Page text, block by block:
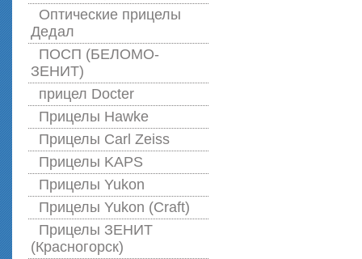
Оптические прицелы
Дедал
ПОСП (БЕЛОМО-
ЗЕНИТ)
прицел Docter
Прицелы Hawke
Прицелы Carl Zeiss
Прицелы KAPS
Прицелы Yukon
Прицелы Yukon (Craft)
Прицелы ЗЕНИТ
(Красногорск)